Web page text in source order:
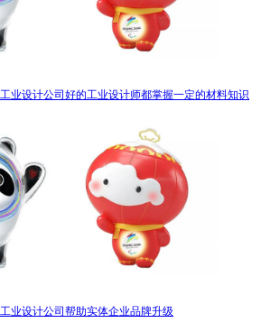
工业设计公司好的工业设计师都掌握一定的材料知识
工业设计公司帮助实体企业品牌升级